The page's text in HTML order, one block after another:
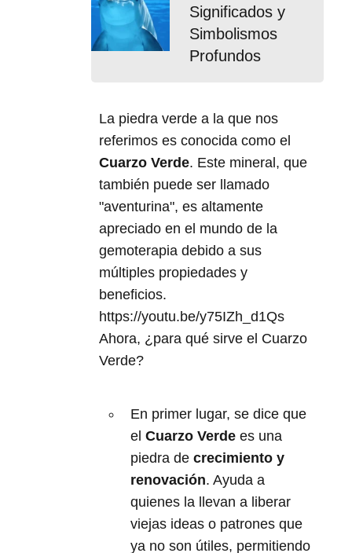
Significados y
Simbolismos
Profundos
La piedra verde a la que nos
referimos es conocida como el
Cuarzo Verde. Este mineral, que
también puede ser llamado
"aventurina", es altamente
apreciado en el mundo de la
gemoterapia debido a sus
múltiples propiedades y
beneficios.
https://youtu.be/y75IZh_d1Qs
Ahora, ¿para qué sirve el Cuarzo
Verde?
En primer lugar, se dice que
el Cuarzo Verde es una
piedra de crecimiento y
renovación. Ayuda a
quienes la llevan a liberar
viejas ideas o patrones que
ya no son útiles, permitiendo